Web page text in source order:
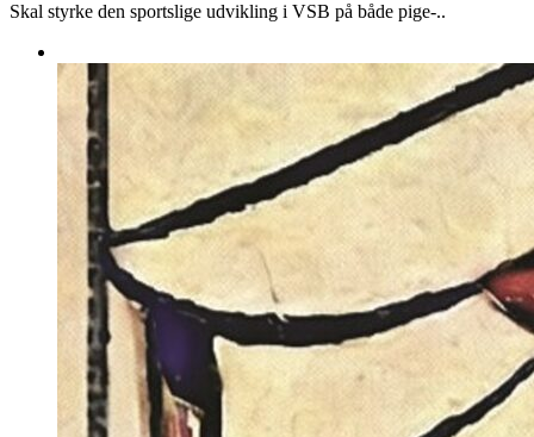
Skal styrke den sportslige udvikling i VSB på både pige-..